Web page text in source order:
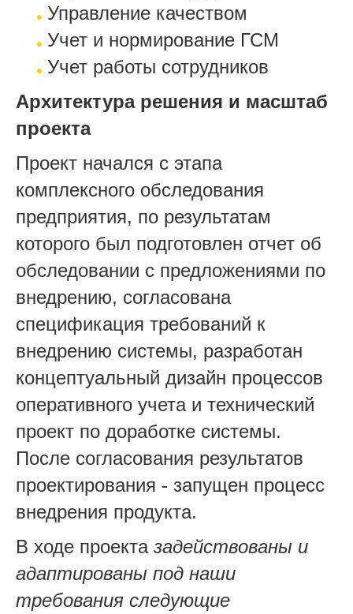
Управление качеством
Учет и нормирование ГСМ
Учет работы сотрудников
Архитектура решения и масштаб
проекта
Проект начался с этапа
комплексного обследования
предприятия, по результатам
которого был подготовлен отчет об
обследовании с предложениями по
внедрению, согласована
спецификация требований к
внедрению системы, разработан
концептуальный дизайн процессов
оперативного учета и технический
проект по доработке системы.
После согласования результатов
проектирования - запущен процесс
внедрения продукта.
В ходе проекта задействованы и
адаптированы под наши
требования следующие